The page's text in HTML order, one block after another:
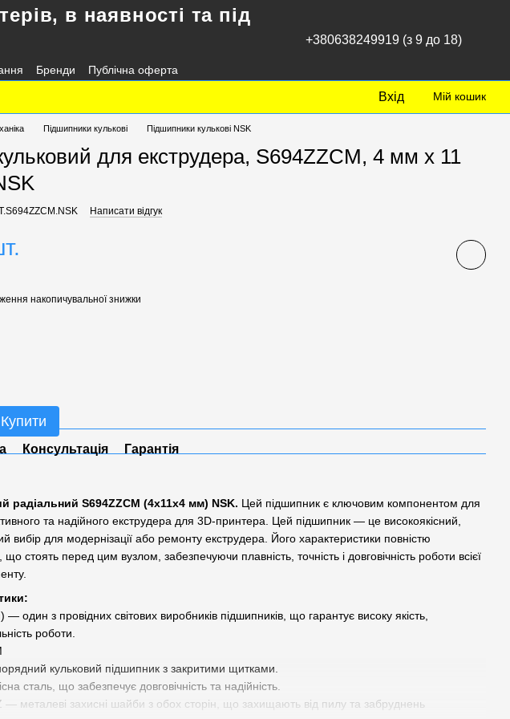
в наявності та під
Бренди
Публічна оферта
+380638249919 (з 9 до 18)
Вхід Мій кошик
Підшипники кулькові Підшипники кулькові NSK
для екструдера, S694ZZCM, 4 мм х 11
Написати відгук
накопичувальної знижки
Купити
Консультація
Гарантія
радіальний S694ZZCM (4x11x4 мм) NSK. Цей підшипник є ключовим компонентом для
та надійного екструдера для 3D-принтера. Цей підшипник — це високоякісний,
вибір для модернізації або ремонту екструдера. Його характеристики повністю
стоять перед цим вузлом, забезпечуючи плавність, точність і довговічність роботи всієї
один з провідних світових виробників підшипників, що гарантує високу якість,
роботи.
кульковий підшипник з закритими щитками.
сталь, що забезпечує довговічність та надійність.
— металеві захисні шайби з обох сторін, що захищають від пилу та забруднень